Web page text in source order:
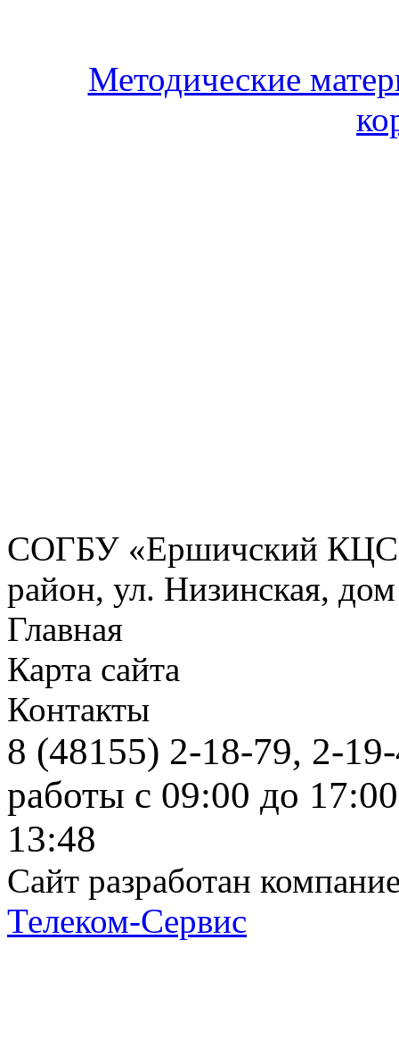
Методические
СОГБУ «Ершичский
район, ул. Низинская,
Главная
Карта сайта
Контакты
8 (48155) 2-
работы с 09:00 до
13:48
Сайт разработан
Телеком-Сервис